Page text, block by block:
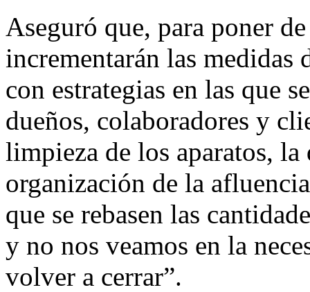
Aseguró que, para poner
incrementarán las medidas
con estrategias en las que
dueños, colaboradores y
limpieza de los aparatos,
organización de la
que se rebasen las
y no nos veamos en la
volver a cerrar”.